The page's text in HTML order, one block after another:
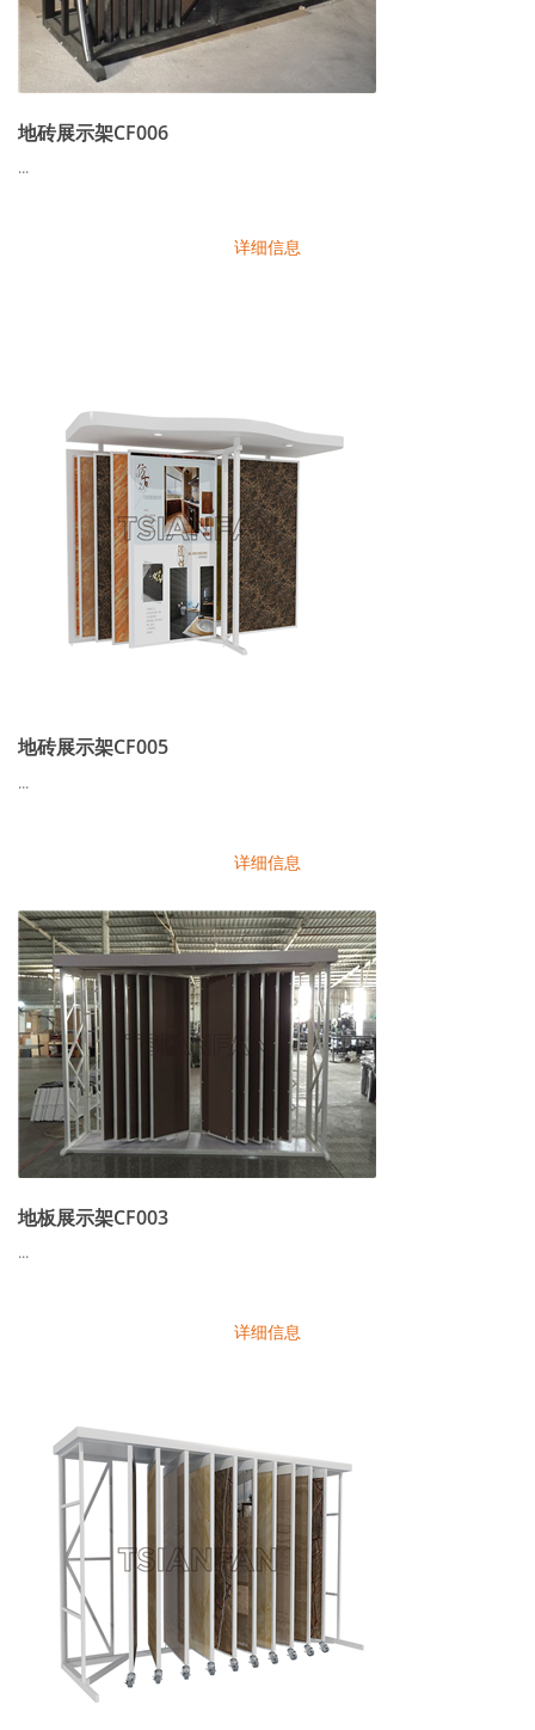
地砖展示架CF006
...
详细信息
地砖展示架CF005
...
详细信息
地板展示架CF003
...
详细信息